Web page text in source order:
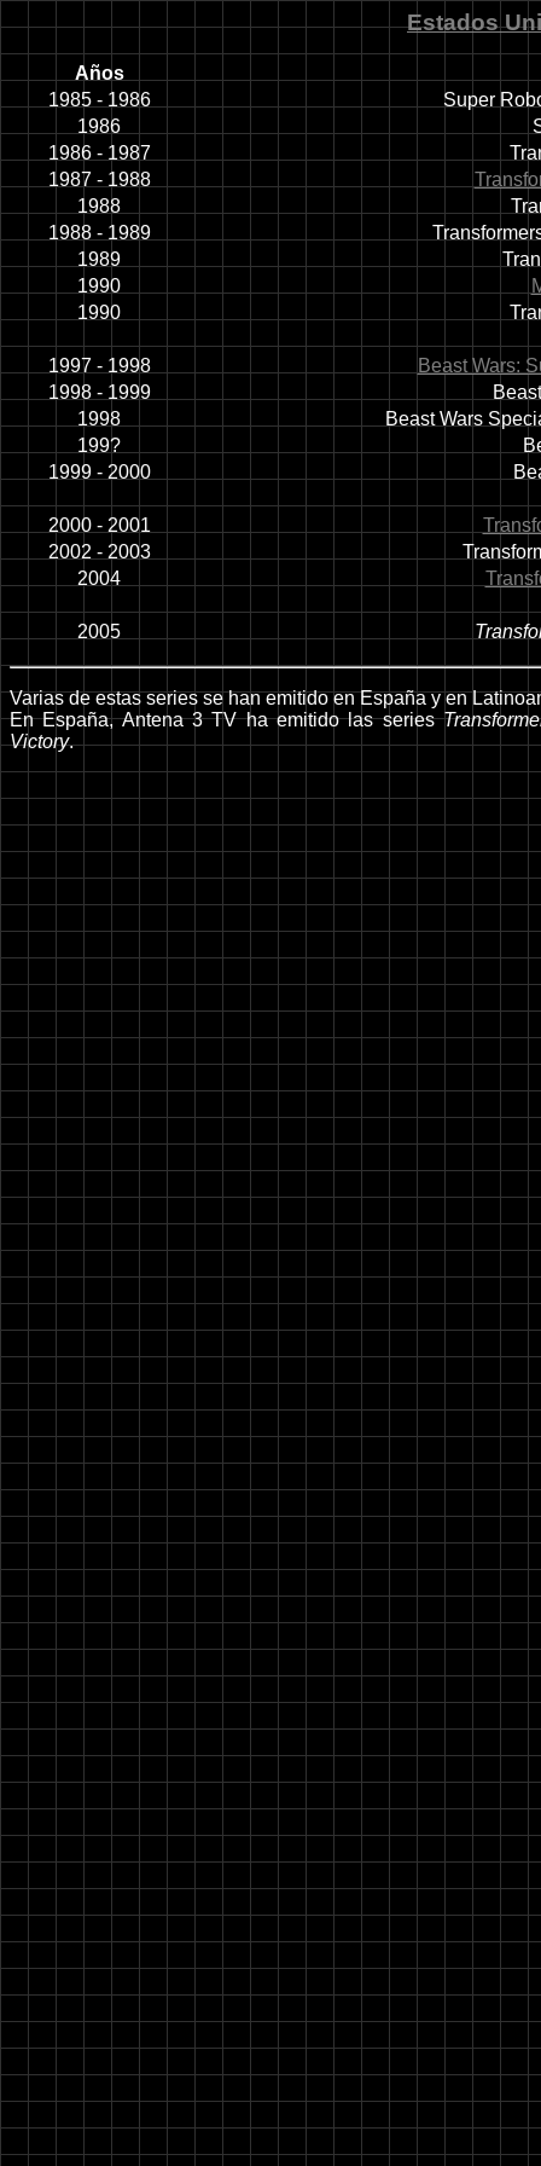
Estados
Años
1985 - 1986
Super
1986
1986 - 1987
1987 - 1988
1988
1988 - 1989
1989
1990
1990
1997 - 1998
Beast Wars:
1998 - 1999
1998
Beast Wars
199?
1999 - 2000
2000 - 2001
2002 - 2003
2004
2005
Varias de estas series se han emitido en España y en
En España, Antena 3 TV ha emitido las series
Victory.